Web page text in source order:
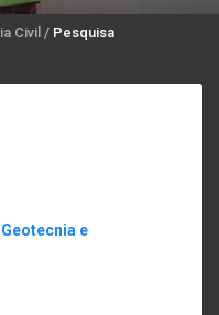
Civil / Pesquisa
e